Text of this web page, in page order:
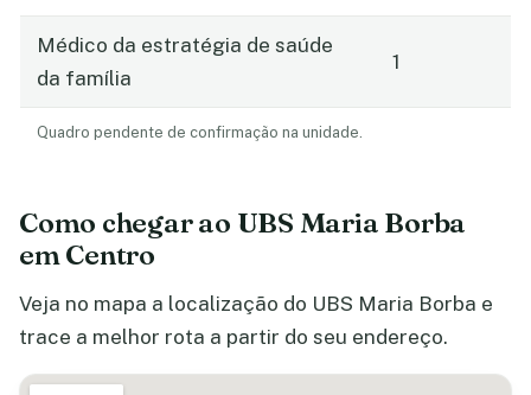
Médico da estratégia de saúde
da família
1
Quadro pendente de confirmação na unidade.
Como chegar ao UBS Maria Borba
em Centro
Veja no mapa a localização do UBS Maria Borba e
trace a melhor rota a partir do seu endereço.